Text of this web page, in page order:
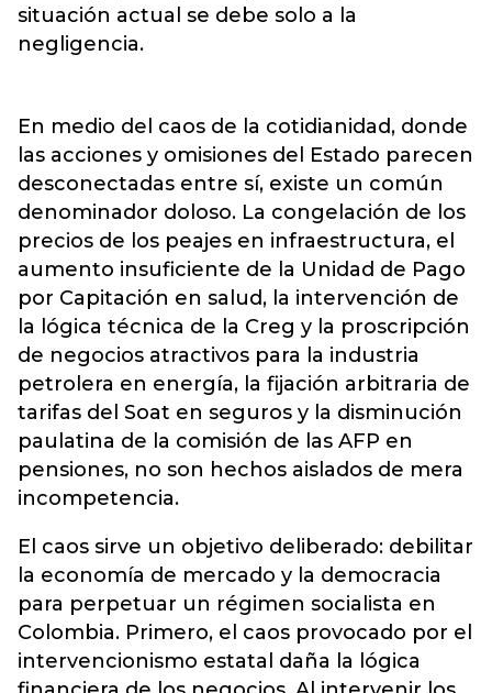
situación actual se debe solo a la
negligencia.
En medio del caos de la cotidianidad, donde
las acciones y omisiones del Estado parecen
desconectadas entre sí, existe un común
denominador doloso. La congelación de los
precios de los peajes en infraestructura, el
aumento insuficiente de la Unidad de Pago
por Capitación en salud, la intervención de
la lógica técnica de la Creg y la proscripción
de negocios atractivos para la industria
petrolera en energía, la fijación arbitraria de
tarifas del Soat en seguros y la disminución
paulatina de la comisión de las AFP en
pensiones, no son hechos aislados de mera
incompetencia.
El caos sirve un objetivo deliberado: debilitar
la economía de mercado y la democracia
para perpetuar un régimen socialista en
Colombia. Primero, el caos provocado por el
intervencionismo estatal daña la lógica